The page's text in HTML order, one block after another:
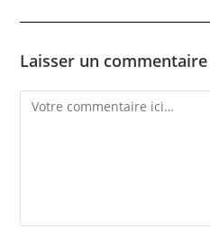
Laisser un commentaire